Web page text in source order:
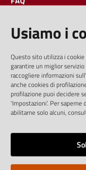
I dati personali
previste dalla direttiva
36/2006
Vai alla
Note legali
Usiamo i
Questo sito utilizza i
garantire un miglior
raccogliere informazioni
anche cookies di
profilazione puoi decidere
'Impostazioni'. Per saperne
abilitarne solo alcuni,